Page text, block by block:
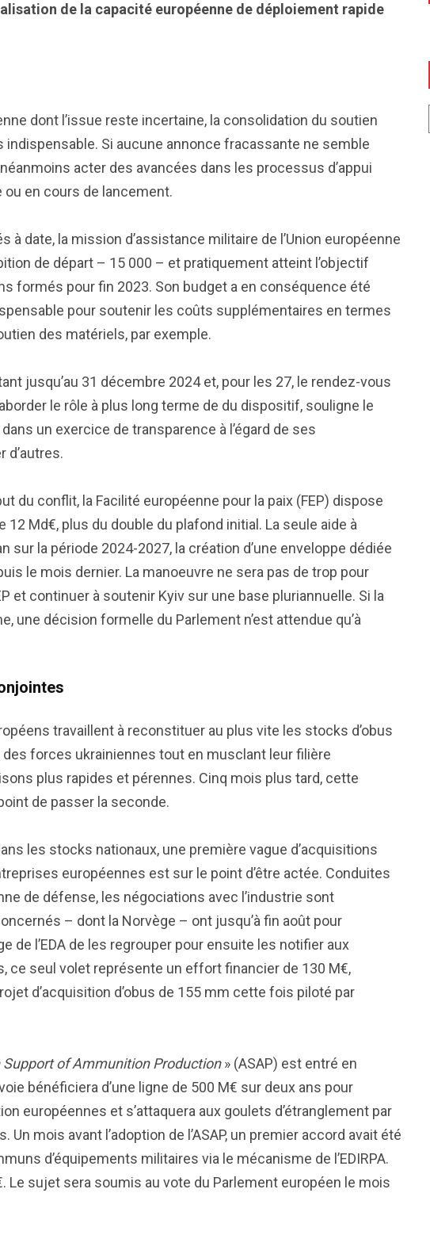
de la capacité européenne de déploiement rapide
dont l’issue reste incertaine, la consolidation du soutien
indispensable. Si aucune annonce fracassante ne semble
acter des avancées dans les processus d’appui
en cours de lancement.
date, la mission d’assistance militaire de l’Union européenne
de départ – 15 000 – et pratiquement atteint l’objectif
formés pour fin 2023. Son budget a en conséquence été
pour soutenir les coûts supplémentaires en termes
des matériels, par exemple.
jusqu’au 31 décembre 2024 et, pour les 27, le rendez-vous
le rôle à plus long terme de du dispositif, souligne le
un exercice de transparence à l’égard de ses
d’autres.
du conflit, la Facilité européenne pour la paix (FEP) dispose
12 Md€, plus du double du plafond initial. La seule aide à
sur la période 2024-2027, la création d’une enveloppe dédiée
le mois dernier. La manoeuvre ne sera pas de trop pour
et continuer à soutenir Kyiv sur une base pluriannuelle. Si la
une décision formelle du Parlement n’est attendue qu’à
travaillent à reconstituer au plus vite les stocks d’obus
forces ukrainiennes tout en musclant leur filière
plus rapides et pérennes. Cinq mois plus tard, cette
de passer la seconde.
les stocks nationaux, une première vague d’acquisitions
européennes est sur le point d’être actée. Conduites
de défense, les négociations avec l’industrie sont
– dont la Norvège – ont jusqu’à fin août pour
de l’EDA de les regrouper pour ensuite les notifier aux
ce seul volet représente un effort financier de 130 M€,
d’acquisition d’obus de 155 mm cette fois piloté par
Support of Ammunition Production» (ASAP) est entré en
bénéficiera d’une ligne de 500 M€ sur deux ans pour
européennes et s’attaquera aux goulets d’étranglement par
mois avant l’adoption de l’ASAP, un premier accord avait été
d’équipements militaires via le mécanisme de l’EDIRPA.
Le sujet sera soumis au vote du Parlement européen le mois